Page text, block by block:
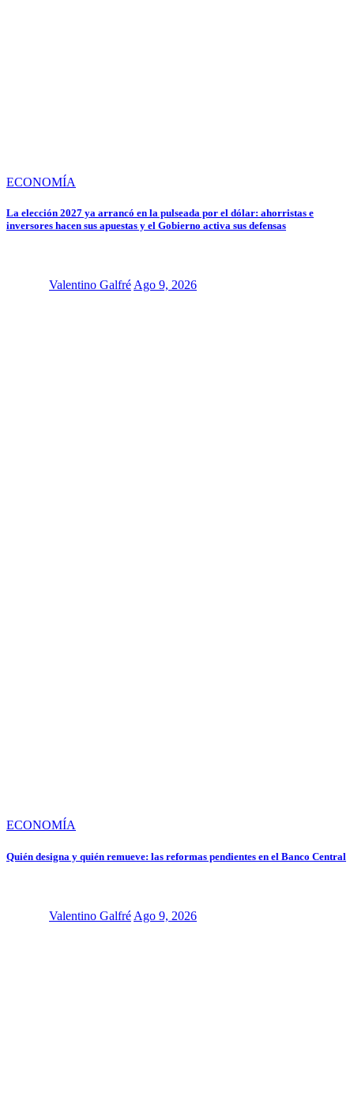
ECONOMÍA
La elección 2027 ya arrancó en la pulseada por el dólar: ahorristas e
inversores hacen sus apuestas y el Gobierno activa sus defensas
Valentino GalfréAgo 9, 2026
ECONOMÍA
Quién designa y quién remueve: las reformas pendientes en el Banco Central
Valentino Galfré Ago 9, 2026